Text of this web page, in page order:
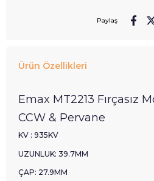
Paylaş
Ürün Özellikleri
Emax MT2213 Fırçasız
CCW & Pervane
KV : 935KV
UZUNLUK: 39.7MM
ÇAP: 27.9MM